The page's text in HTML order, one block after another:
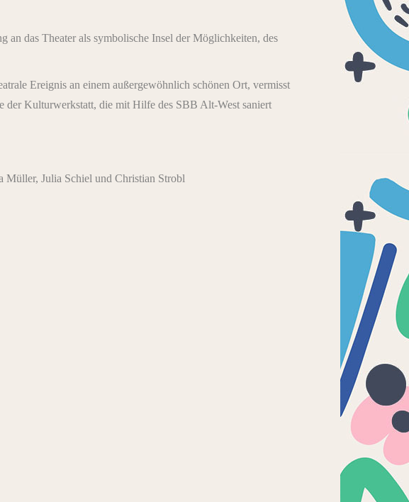
an das Theater als symbolische Insel der Möglichkeiten, des
Ereignis an einem außergewöhnlich schönen Ort, vermisst
der Kulturwerkstatt, die mit Hilfe des SBB Alt-West saniert
Müller, Julia Schiel und Christian Strobl